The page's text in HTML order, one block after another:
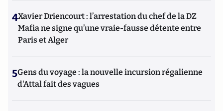
4Xavier Driencourt : l’arrestation du chef de la DZ
Mafia ne signe qu’une vraie-fausse détente entre
Paris et Alger
5Gens du voyage : la nouvelle incursion régalienne
d'Attal fait des vagues